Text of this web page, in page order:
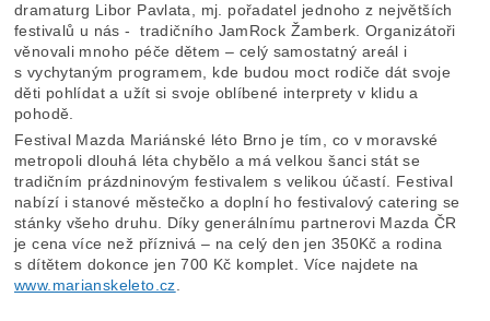
dramaturg Libor Pavlata, mj. pořadatel jednoho z největších
festivalů u nás - tradičního JamRock Žamberk. Organizátoři
věnovali mnoho péče dětem – celý samostatný areál i
s vychytaným programem, kde budou moct rodiče dát svoje
děti pohlídat a užít si svoje oblíbené interprety v klidu a
pohodě.
Festival Mazda Mariánské léto Brno je tím, co v moravské
metropoli dlouhá léta chybělo a má velkou šanci stát se
tradičním prázdninovým festivalem s velikou účastí. Festival
nabízí i stanové městečko a doplní ho festivalový catering se
stánky všeho druhu. Díky generálnímu partnerovi Mazda ČR
je cena více než příznivá – na celý den jen 350Kč a rodina
s dítětem dokonce jen 700 Kč komplet. Více najdete na
www.marianskeleto.cz.